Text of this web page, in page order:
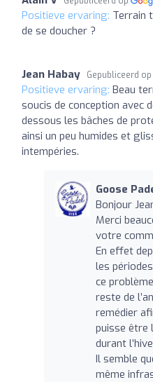
Positieve ervaring: Terrain
de se doucher ?
Jean Habay Gepubliceerd op
Positieve ervaring: Beau
soucis de conception avec
dessous les bâches de
ainsi un peu humides et
intempéries.
Goose
Bonjour
Merci
votre
En effet
les
ce
reste de
remédier
puisse être
durant
Il semble
même